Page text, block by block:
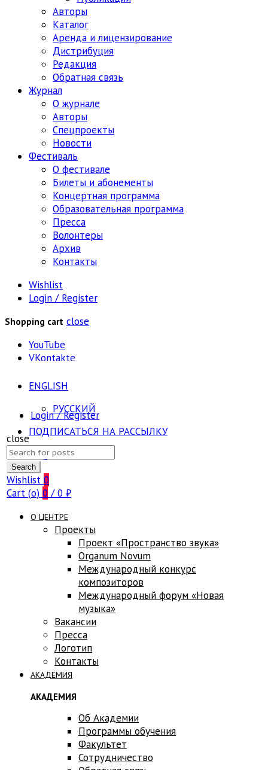
Авторы
Каталог
Аренда и лицензирование
Дистрибуция
Редакция
Обратная связь
Журнал
О журнале
Авторы
Спецпроекты
Новости
Фестиваль
О фестивале
Билеты и абонементы
Концертная программа
Образовательная программа
Пресса
Волонтеры
Архив
Контакты
Wishlist
Login / Register
Shopping cart close
YouTube
VKontakte
ENGLISH
РУССКИЙ
ПОДПИСАТЬСЯ НА РАССЫЛКУ
FAQ
Login / Register
close
Search
for:
Search
Wishlist 0
Cart (o) 0 / 0 ₽
О ЦЕНТРЕ
Проекты
Проект «Пространство звука»
Оrganum Novum
Международный конкурс
композиторов
Международный форум «Новая
музыка»
Вакансии
Пресса
Логотип
Контакты
АКАДЕМИЯ
АКАДЕМИЯ
Об Академии
Программы обучения
Факультет
Сотрудничество